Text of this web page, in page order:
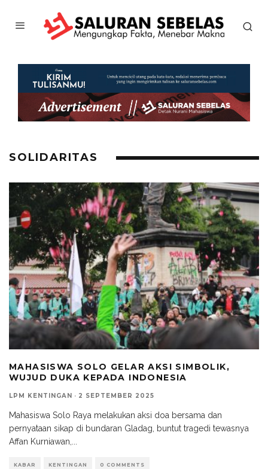
SOLIDARITAS
MAHASISWA SOLO GELAR AKSI SIMBOLIK,
WUJUD DUKA KEPADA INDONESIA
LPM KENTINGAN · 2 SEPTEMBER 2025
Mahasiswa Solo Raya melakukan aksi doa bersama dan
pernyataan sikap di bundaran Gladag, buntut tragedi tewasnya
Affan Kurniawan,
KABAR KENTINGAN 0 COMMENTS